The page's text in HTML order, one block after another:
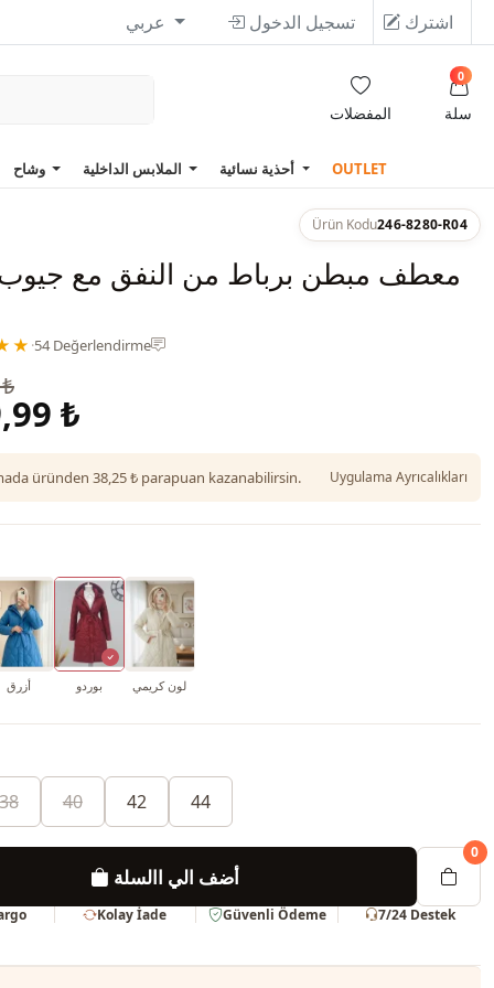
تسجيل الدخول اشترك
المفضلات سلة
0
OUTLET
Ürün Kodu246-8280-R04
معطف مبطن برباط من النفق مع
·54 Değerlendirme
₺
üründen 38,25 ₺ parapuan kazanabilirsin. Uygulama Ayrıcalıkları
أزرق بوردو لون كريمي
38 40 42 44
أضف الي االسلة
0
Kolay İade Güvenli Ödeme 7/24 Destek